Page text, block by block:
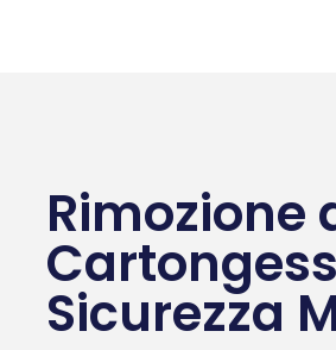
Rimozione
Sicurezza